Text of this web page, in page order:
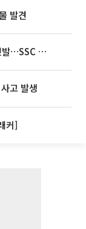
발견
티웨이항공, 새 이름 '트리니티항공' 첫발…SSC 전략 본격화
고 발생
커]